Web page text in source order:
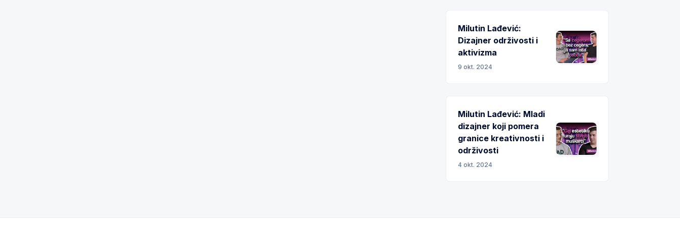
Milutin Lađević:
Dizajner održivosti i
aktivizma
9 okt. 2024
Milutin Lađević: Mladi
dizajner koji pomera
granice kreativnosti i
održivosti
4 okt. 2024